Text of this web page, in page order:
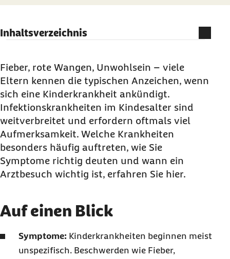
Inhaltsverzeichnis
Was ist eine Kinderkrankheit überhaupt?
Welche Kinderkrankheiten gibt es?
Therapie von Kinderkrankheiten
Volle Transparenz über Ihr Kinderkrankengeld in
Meine Barmer
Fieber, rote Wangen, Unwohlsein – viele
Eltern kennen die typischen Anzeichen, wenn
sich eine Kinderkrankheit ankündigt.
Infektionskrankheiten im Kindesalter sind
weitverbreitet und erfordern oftmals viel
Aufmerksamkeit. Welche Krankheiten
besonders häufig auftreten, wie Sie
Symptome richtig deuten und wann ein
Arztbesuch wichtig ist, erfahren Sie hier.
Auf einen Blick
Symptome: Kinderkrankheiten beginnen meist
unspezifisch. Beschwerden wie Fieber,